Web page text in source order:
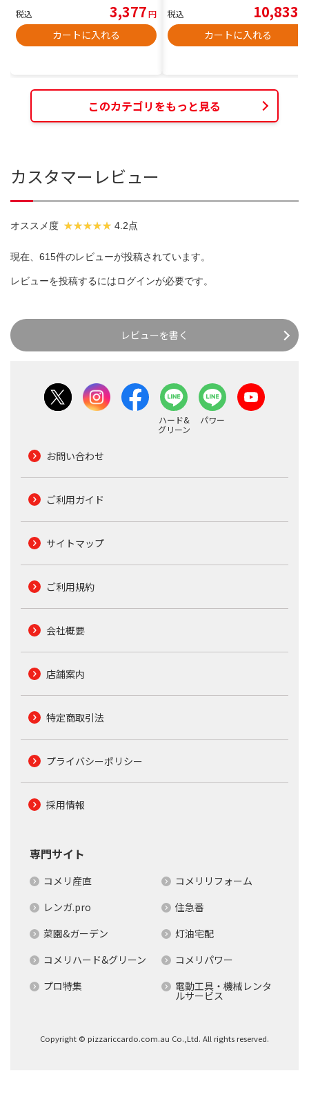
税込 3,377円
カートに入れる
税込 10,833
カートに入れる
このカテゴリをもっと見る
カスタマーレビュー
オススメ度 4.2点
現在、615件のレビューが投稿されています。
レビューを投稿するにはログインが必要です。
レビューを書く
ハード&
グリーン
パワー
お問い合わせ
ご利用ガイド
サイトマップ
ご利用規約
会社概要
店舗案内
特定商取引法
プライバシーポリシー
採用情報
専門サイト
コメリ産直
コメリリフォーム
レンガ.pro
住急番
菜園&ガーデン
灯油宅配
コメリハード&グリーン
コメリパワー
プロ特集
電動工具・機械レンタ
ルサービス
Copyright © pizzariccardo.com.au Co.,Ltd. All rights reserved.